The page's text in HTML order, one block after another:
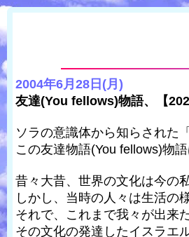
2004年6月28日(月)
友達(You fellows)物語、【
ソラの意識体から知らされた
この友達物語(You fellows)物
昔々大昔、世界の文化は今の
しかし、当時の人々は生活の
それで、これまで我々が出来
その文化の発達したイスラエ